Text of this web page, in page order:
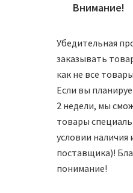
Внимание!
Убедительная
заказывать
как не все
Если вы
2 недели, мы
товары
условии наличия
поставщика)!
понимание!